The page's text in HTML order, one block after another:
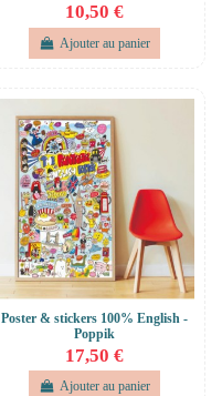
10,50 €
Ajouter au panier
Poster & stickers 100% English -
Poppik
17,50 €
Ajouter au panier